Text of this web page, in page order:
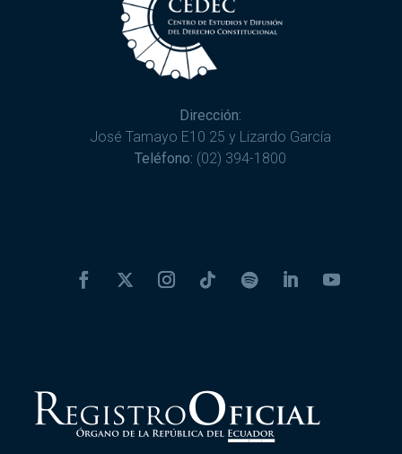
Dirección:
José Tamayo E10 25 y Lizardo García
Teléfono: (02) 394-1800